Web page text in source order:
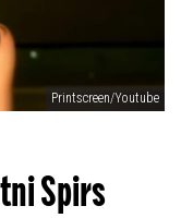
Printscreen/Youtube
Spirs